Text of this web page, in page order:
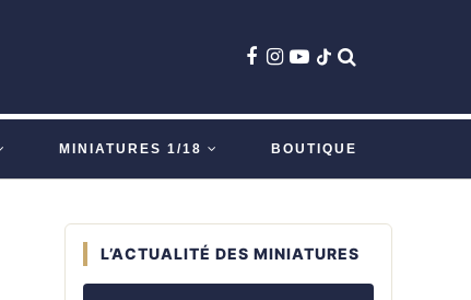
MINIATURES 1/18 BOUTIQUE
L’ACTUALITÉ DES MINIATURES